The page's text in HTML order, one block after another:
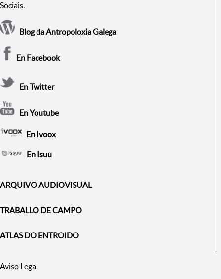
Sociais.
Blog da Antropoloxia Galega
En Facebook
En Twitter
En Youtube
En Ivoox
En Isuu
ARQUIVO AUDIOVISUAL
TRABALLO DE CAMPO
ATLAS DO ENTROIDO
Aviso Legal